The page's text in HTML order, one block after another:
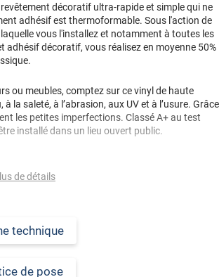
décoratif ultra-rapide et simple qui ne
adhésif est thermoformable. Sous l'action de
vous l'installez et notamment à toutes les
adhésif décoratif, vous réalisez en moyenne 50%
ou meubles, comptez sur ce vinyl de haute
la saleté, à l’abrasion, aux UV et à l’usure. Grâce
les petites imperfections. Classé A+ au test
installé dans un lieu ouvert public.
de détails
technique
de pose